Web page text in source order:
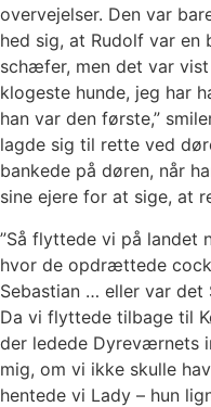
overvejelser. Den var
hed sig, at Rudolf var en
schæfer, men det var
klogeste hunde, jeg har
han var den første,”
lagde sig til rette ved
bankede på døren, når
sine ejere for at sige, at
”Så flyttede vi på landet
hvor de opdrættede
Sebastian … eller var det
Da vi flyttede tilbage til
der ledede Dyreværnets
mig, om vi ikke skulle
hentede vi Lady – hun